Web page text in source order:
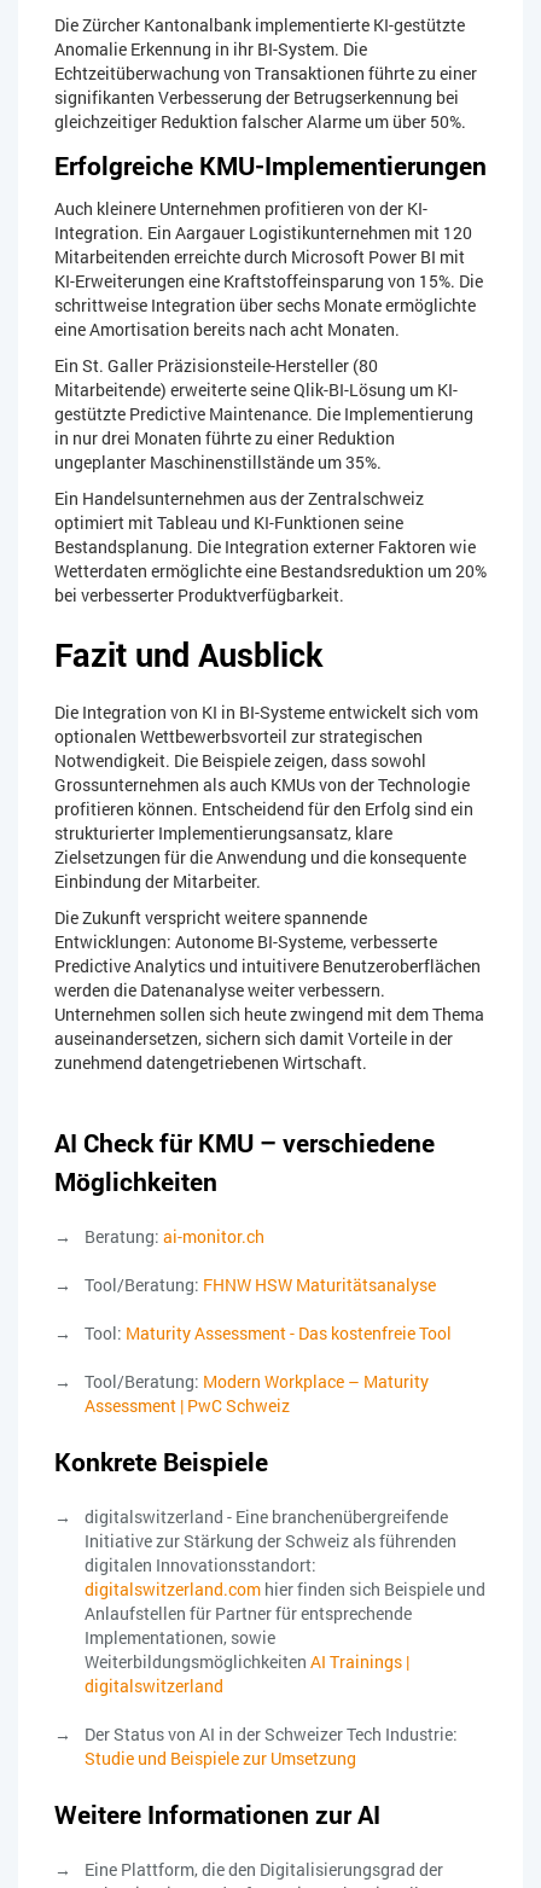
Die Zürcher Kantonalbank implementierte KI-gestützte
Anomalie Erkennung in ihr BI-System. Die
Echtzeitüberwachung von Transaktionen führte zu einer
signifikanten Verbesserung der Betrugserkennung bei
gleichzeitiger Reduktion falscher Alarme um über 50%.
Erfolgreiche KMU-Implementierungen
Auch kleinere Unternehmen profitieren von der KI-
Integration. Ein Aargauer Logistikunternehmen mit 120
Mitarbeitenden erreichte durch Microsoft Power BI mit
KI-Erweiterungen eine Kraftstoffeinsparung von 15%. Die
schrittweise Integration über sechs Monate ermöglichte
eine Amortisation bereits nach acht Monaten.
Ein St. Galler Präzisionsteile-Hersteller (80
Mitarbeitende) erweiterte seine Qlik-BI-Lösung um KI-
gestützte Predictive Maintenance. Die Implementierung
in nur drei Monaten führte zu einer Reduktion
ungeplanter Maschinenstillstände um 35%.
Ein Handelsunternehmen aus der Zentralschweiz
optimiert mit Tableau und KI-Funktionen seine
Bestandsplanung. Die Integration externer Faktoren wie
Wetterdaten ermöglichte eine Bestandsreduktion um 20%
bei verbesserter Produktverfügbarkeit.
Fazit und Ausblick
Die Integration von KI in BI-Systeme entwickelt sich vom
optionalen Wettbewerbsvorteil zur strategischen
Notwendigkeit. Die Beispiele zeigen, dass sowohl
Grossunternehmen als auch KMUs von der Technologie
profitieren können. Entscheidend für den Erfolg sind ein
strukturierter Implementierungsansatz, klare
Zielsetzungen für die Anwendung und die konsequente
Einbindung der Mitarbeiter.
Die Zukunft verspricht weitere spannende
Entwicklungen: Autonome BI-Systeme, verbesserte
Predictive Analytics und intuitivere Benutzeroberflächen
werden die Datenanalyse weiter verbessern.
Unternehmen sollen sich heute zwingend mit dem Thema
auseinandersetzen, sichern sich damit Vorteile in der
zunehmend datengetriebenen Wirtschaft.
AI Check für KMU – verschiedene
Möglichkeiten
Beratung: ai-monitor.ch
Tool/Beratung: FHNW HSW Maturitätsanalyse
Tool: Maturity Assessment - Das kostenfreie Tool
Tool/Beratung: Modern Workplace – Maturity
Assessment | PwC Schweiz
Konkrete Beispiele
digitalswitzerland - Eine branchenübergreifende
Initiative zur Stärkung der Schweiz als führenden
digitalen Innovationsstandort:
digitalswitzerland.com hier finden sich Beispiele und
Anlaufstellen für Partner für entsprechende
Implementationen, sowie
Weiterbildungsmöglichkeiten AI Trainings |
digitalswitzerland
Der Status von AI in der Schweizer Tech Industrie:
Studie und Beispiele zur Umsetzung
Weitere Informationen zur AI
Eine Plattform, die den Digitalisierungsgrad der